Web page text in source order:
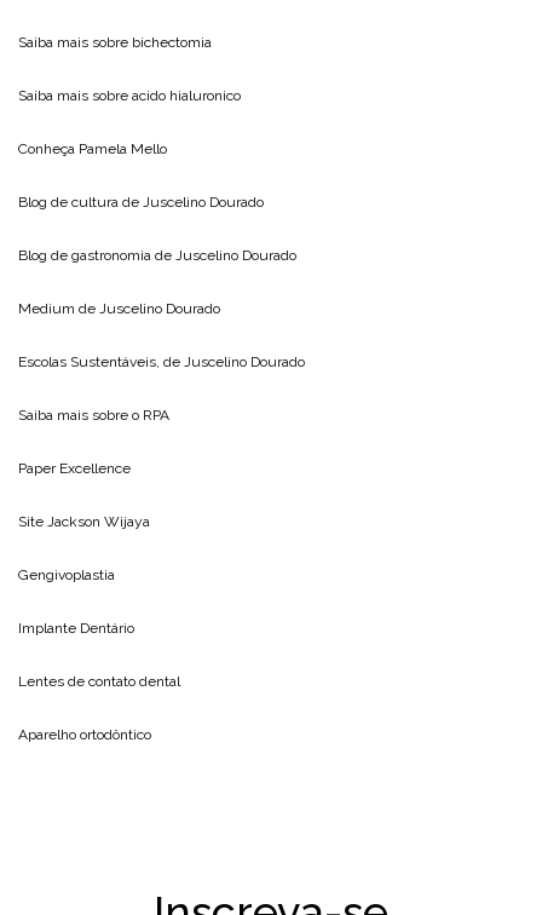
Saiba mais sobre bichectomia
Saiba mais sobre acido hialuronico
Conheça Pamela Mello
Blog de cultura de Juscelino Dourado
Blog de gastronomia de Juscelino Dourado
Medium de Juscelino Dourado
Escolas Sustentáveis, de Juscelino Dourado
Saiba mais sobre o RPA
Paper Excellence
Site Jackson Wijaya
Gengivoplastia
Implante Dentário
Lentes de contato dental
Aparelho ortodôntico